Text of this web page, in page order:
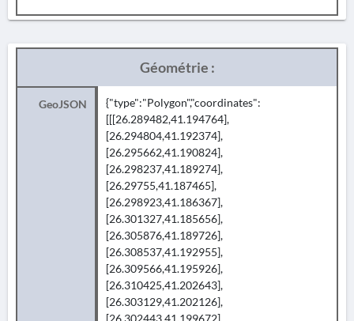
Géométrie :
GeoJSON
{"type":"Polygon","coordinates":
[[[26.289482,41.194764],
[26.294804,41.192374],
[26.295662,41.190824],
[26.298237,41.189274],
[26.29755,41.187465],
[26.298923,41.186367],
[26.301327,41.185656],
[26.305876,41.189726],
[26.308537,41.192955],
[26.309566,41.195926],
[26.310425,41.202643],
[26.303129,41.202126],
[26.302443,41.199672],